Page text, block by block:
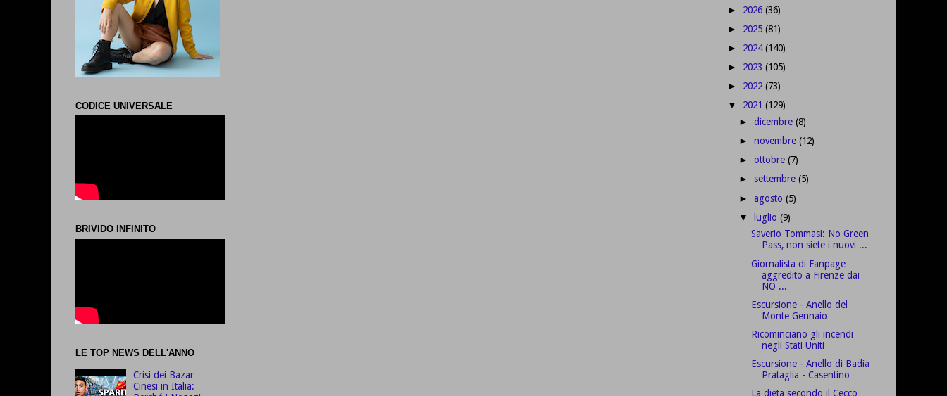
CODICE UNIVERSALE
BRIVIDO INFINITO
LE TOP NEWS DELL'ANNO
Crisi dei Bazar
Cinesi in Italia:
► 2026 (36)
► 2025 (81)
► 2024(140)
► 2023 (105)
► 2022 (73)
▼ 2021 (129)
►dicembre(8)
►novembre(12)
►ottobre(7)
► settembre(5)
►agosto(5)
▼ luglio(9)
Saverio Tommasi: No Green
Pass, non siete i nuovi ...
Giornalista di Fanpage
aggredito a Firenze dai
NO ...
Escursione - Anello del
Monte Gennaio
Ricominciano gli incendi
negli Stati Uniti
Escursione - Anello di Badia
Prataglia - Casentino
La dieta secondo il Cecco